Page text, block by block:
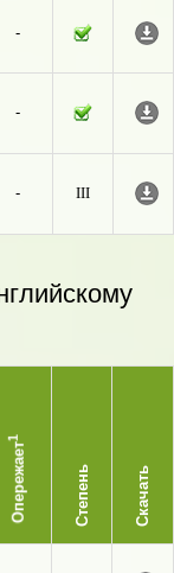
-
-
-
III
Опережает
1
Степень Скачать